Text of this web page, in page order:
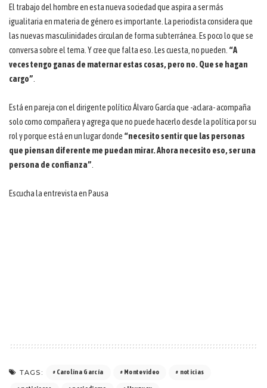
El trabajo del hombre en esta nueva sociedad que aspira a ser más
igualitaria en materia de género es importante. La periodista considera que
las nuevas masculinidades circulan de forma subterránea. Es poco lo que se
conversa sobre el tema. Y cree que falta eso. Les cuesta, no pueden. “A
veces tengo ganas de maternar estas cosas, pero no. Que se hagan
cargo”
Está en pareja con el dirigente político Álvaro García que -aclara- acompaña
solo como compañera y agrega que no puede hacerlo desde la política por su
rol y porque está en un lugar donde “necesito sentir que las personas
que piensan diferente me puedan mirar. Ahora necesito eso, ser una
persona de confianza”
Escucha la entrevista en Pausa
TAGS: Carolina García Montevideo noticias